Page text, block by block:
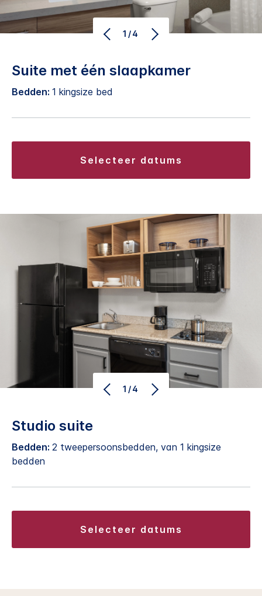
1/4
Suite met één slaapkamer
Bedden: 1 kingsize bed
selecteer datums
1/4
Studio suite
Bedden: 2 tweepersoonsbedden, van 1 kingsize
bedden
selecteer datums